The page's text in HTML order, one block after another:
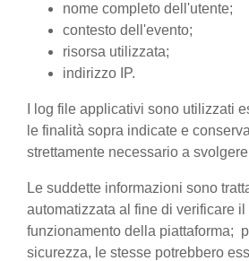
nome completo dell'utente;
contesto dell'evento;
risorsa utilizzata;
indirizzo IP.
I log file applicativi sono utilizzati
le finalità sopra indicate e
strettamente necessario a
Le suddette informazioni sono
automatizzata al fine di verificare il
funzionamento della piattaforma;
sicurezza, le stesse potrebbero